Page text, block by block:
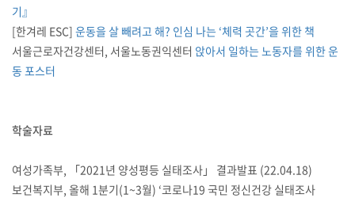
기』
[한겨레 ESC] 운동을 살 빼려고 해? 인심 나는 ‘체력 곳간’을 위한 책
서울근로자건강센터, 서울노동권익센터 앉아서 일하는 노동자를 위한 운
동 포스터
학술자료
여성가족부, 「2021년 양성평등 실태조사」 결과발표 (22.04.18)
보건복지부, 올해 1분기(1~3월) ‘코로나19 국민 정신건강 실태조사